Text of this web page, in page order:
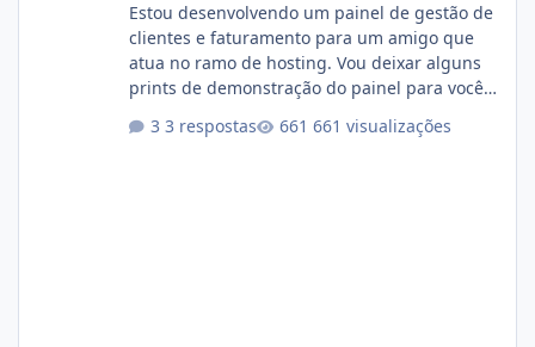
Estou desenvolvendo um painel de gestão de
clientes e faturamento para um amigo que
atua no ramo de hosting. Vou deixar alguns
prints de demonstração do painel para vocês
com cerca de 80% concluído e conta com
3 respostas 661 visualizações